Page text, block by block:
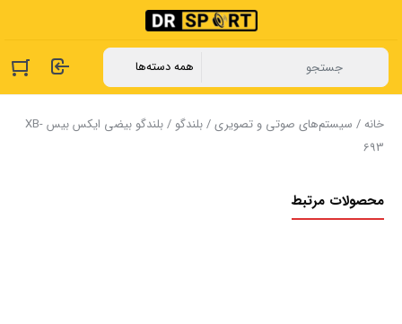
خانه/ سیستم‌های صوتی و تصویری/بلندگو
/ بلندگو بیضی ایکس بیس XB-
693
محصولات مرتبط